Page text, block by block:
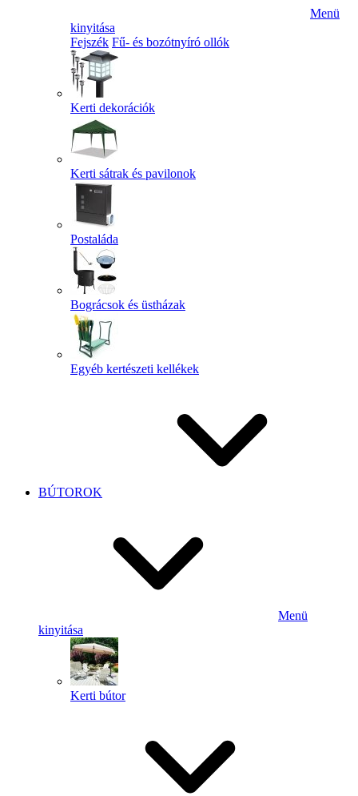
Menü
kinyitása
Fejszék Fű- és bozótnyíró ollók
Kerti dekorációk
Kerti sátrak és pavilonok
Postaláda
Bográcsok és üstházak
Egyéb kertészeti kellékek
BÚTOROK
Menü
kinyitása
Kerti bútor